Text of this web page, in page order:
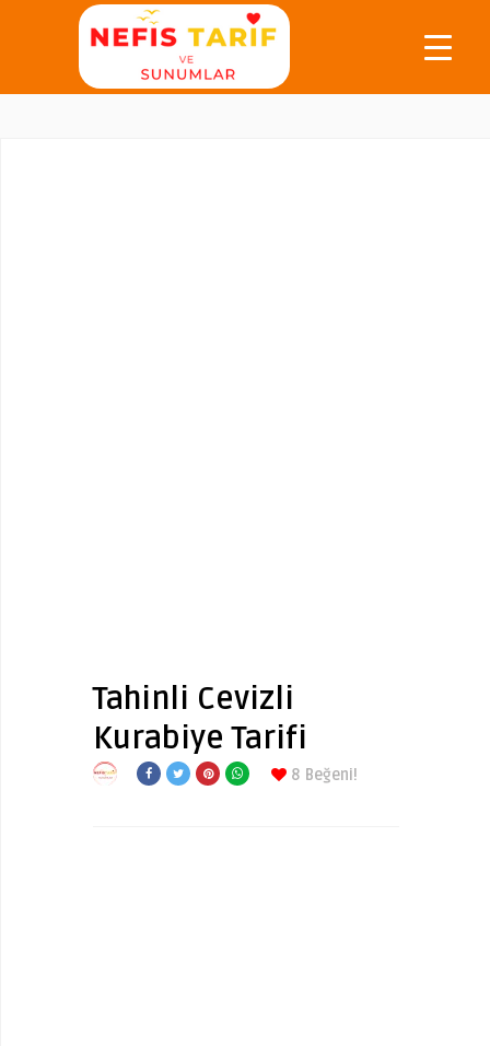
Tahinli Cevizli
Kurabiye Tarifi
8 Beğeni!